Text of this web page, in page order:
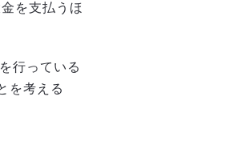
を支払うほ
行っている
を考える